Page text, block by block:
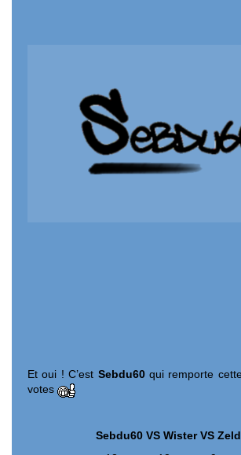
Et oui ! C’est Sebdu60qui remporte
votes
Sebdu60 VS Wister VS